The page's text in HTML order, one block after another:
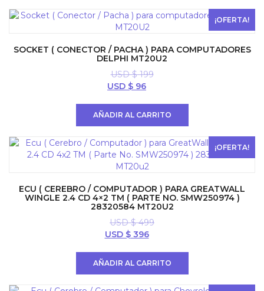
$ 4500.
$ 2970.
¡OFERTA!
SOCKET ( CONECTOR / PACHA ) PARA COMPUTADORES
DELPHI MT20U2
USD $199
El
era:
$ 199.
USD $ 96El
es:
$ 96.
AÑADIR AL CARRITO
¡OFERTA!
ECU ( CEREBRO / COMPUTADOR ) PARA GREATWALL
WINGLE 2.4 CD 4×2 TM ( PARTE NO. SMW250974 )
28320584 MT20U2
USD $499
El
era:
USD $396El
es:
AÑADIR AL CARRITO